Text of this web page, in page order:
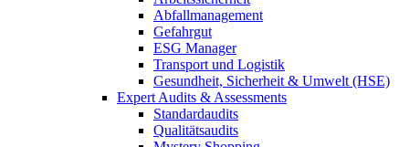
Abfallmanagement
Gefahrgut
ESG Manager
Transport und Logistik
Gesundheit, Sicherheit & Umwelt (HSE)
Expert Audits & Assessments
Standardaudits
Qualitätsaudits